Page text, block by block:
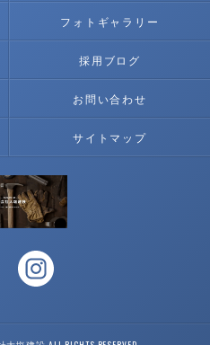
フォトギャラリー
採用ブログ
お問い合わせ
サイトマップ